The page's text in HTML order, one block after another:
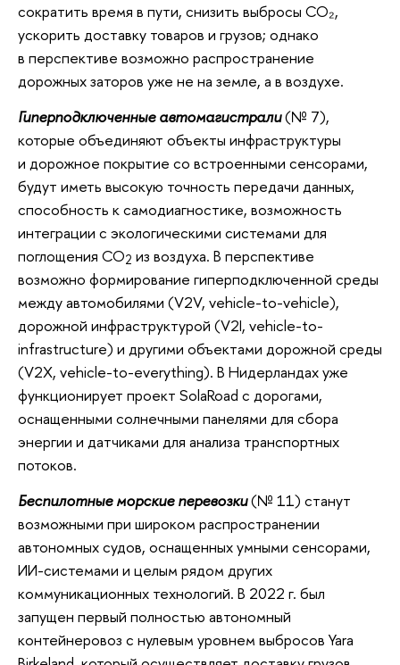
сократить время в пути, снизить выбросы CO₂,
ускорить доставку товаров и грузов; однако
в перспективе возможно распространение
дорожных заторов уже не на земле, а в воздухе.
Гиперподключенные автомагистрали(№ 7),
которые объединяют объекты инфраструктуры
и дорожное покрытие со встроенными сенсорами,
будут иметь высокую точность передачи данных,
способность к самодиагностике, возможность
интеграции с экологическими системами для
поглощения CO2 из воздуха. В перспективе
возможно формирование гиперподключенной среды
между автомобилями (V2V, vehicle-to-vehicle),
дорожной инфраструктурой (V2I, vehicle-to-
infrastructure) и другими объектами дорожной среды
(V2X, vehicle-to-everything). В Нидерландах уже
функционирует проект SolaRoad с дорогами,
оснащенными солнечными панелями для сбора
энергии и датчиками для анализа транспортных
потоков.
Беспилотные морские перевозки(№ 11) станут
возможными при широком распространении
автономных судов, оснащенных умными сенсорами,
ИИ-системами и целым рядом других
коммуникационных технологий. В 2022 г. был
запущен первый полностью автономный
контейнеровоз с нулевым уровнем выбросов Yara